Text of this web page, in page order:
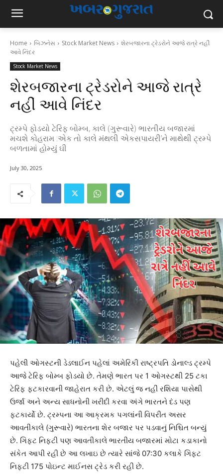
Home બિઝનેસ Stock Market News
શેરબજારના ટ્રેડરોને આજે રાત્રે નહીં
આવે નિંદર
Stock Market News
શેરબજારના ટ્રેડરોને આજે રાત્રે
નહીં આવે નિંદર
ટ્રમ્પે ફોડયો ટેરિફ બોમ્બ, કાલે (ગુરૂવારે) ભારતીય બજારમાં
મચશે કોહરામ :એક તો કાલે મંથલી એકસપાયરી’ને માથેથી ટ્રમ્પે
બળતામાં હોમ્યું ઘી
July 30, 2025
પહેલી ઓગસ્ટની ડેડલાઈન પહેલાં અમેરિકી રાષ્ટ્રપતિ ડોનાલ્ડ ટ્રમ્પે
આજે ટેરિફ બોમ્બ ફોડયો છે. તેમણે ભારત પર 1 ઓગસ્ટથી 25 ટકા
ટેરિફ ફટકારવાની જાહેરાત કરી છે. એટલું જ નહીં રશિયા પાસેથી
ઉર્જા અને અન્ય સાધનોની ખરીદી કરવા અંગે ભારતને દંડ પણ
ફટકાર્યો છે. ટ્રમ્પના આ આક્રમક પગલાંની વિપરીત અસર
આવતીકાલે (ગુરૂવારે) ભારતના શેર બજાર પર પડવાનું નિશ્ચિત બન્યું
છે. ગિફટ નિફટી પણ આવતીકાલે ભારતીય બજારમાં મોટા કડાકાનો
સંકેત આપી રહી છે આ લખાઇ છે ત્યારે સાંજે 07:30 કલાકે ગિફટ
નિફટી 175 પોઇન્ટ માઈનસ ટ્રેડ કરી રહી છે.